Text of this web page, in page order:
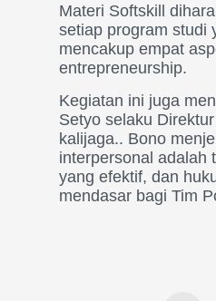
Materi Softskill
setiap program studi
mencakup empat
entrepreneurship.
Kegiatan ini juga
Setyo selaku
kalijaga.. Bono
interpersonal adalah
yang efektif, dan
mendasar bagi Tim